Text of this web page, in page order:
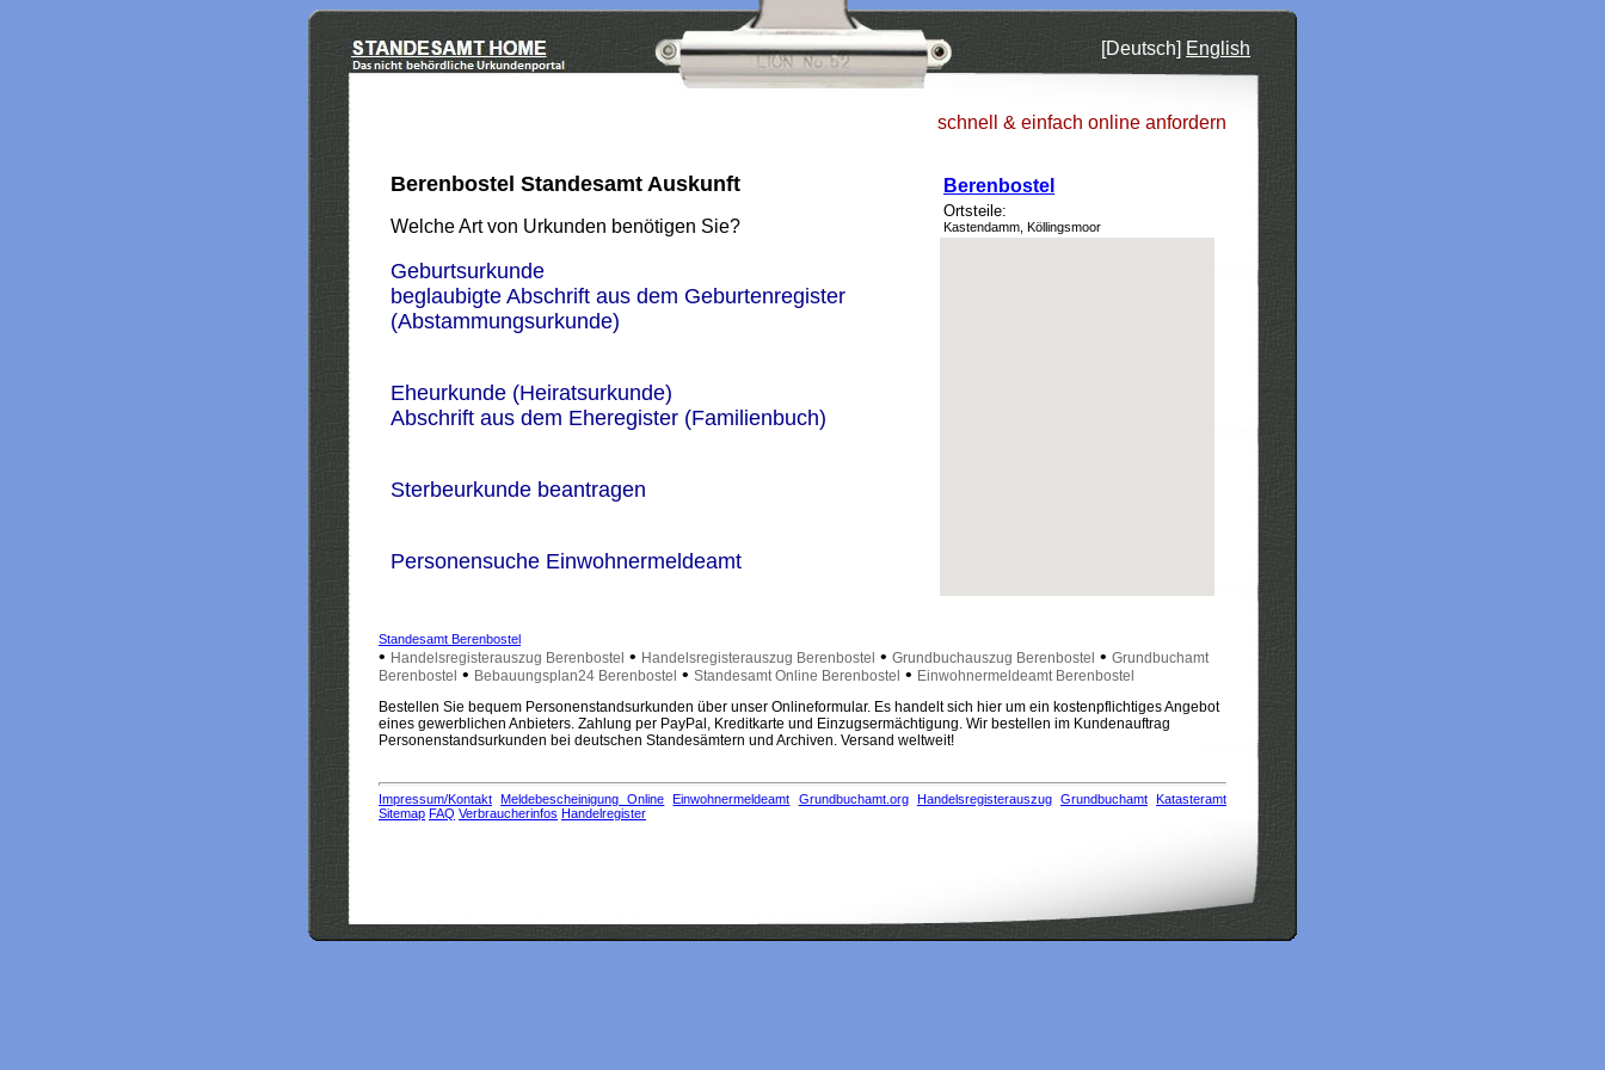
[Deutsch] English
schnell & einfach online anfordern
Berenbostel Standesamt Auskunft
Welche Art von Urkunden benötigen Sie?
Geburtsurkunde
beglaubigte Abschrift aus dem Geburtenregister
(Abstammungsurkunde)
Eheurkunde (Heiratsurkunde)
Abschrift aus dem Eheregister (Familienbuch)
Sterbeurkunde beantragen
Personensuche Einwohnermeldeamt
Berenbostel
Ortsteile:
Kastendamm, Köllingsmoor
Standesamt Berenbostel
• Handelsregisterauszug Berenbostel • Handelsregisterauszug Berenbostel • Grundbuchauszug Berenbostel • Grundbuchamt
Berenbostel • Bebauungsplan24 Berenbostel • Standesamt Online Berenbostel • Einwohnermeldeamt Berenbostel
Bestellen Sie bequem Personenstandsurkunden über unser Onlineformular. Es handelt sich hier um ein kostenpflichtiges Angebot
eines gewerblichen Anbieters. Zahlung per PayPal, Kreditkarte und Einzugsermächtigung. Wir bestellen im Kundenauftrag
Personenstandsurkunden bei deutschen Standesämtern und Archiven. Versand weltweit!
Impressum/Kontakt Meldebescheinigung Online Einwohnermeldeamt Grundbuchamt.org Handelsregisterauszug Grundbuchamt Katasteramt
Sitemap FAQ Verbraucherinfos Handelregister